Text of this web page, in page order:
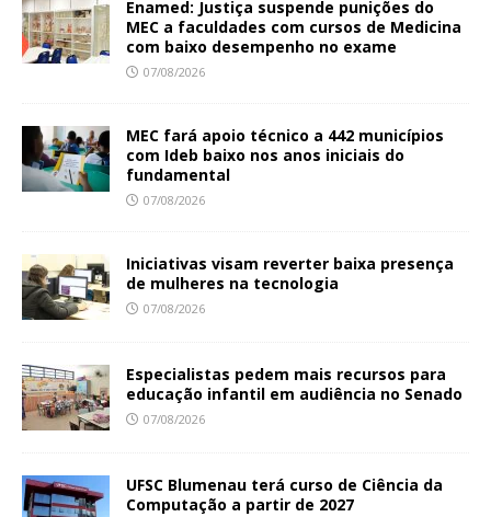
Enamed: Justiça suspende punições do
MEC a faculdades com cursos de Medicina
com baixo desempenho no exame
07/08/2026
MEC fará apoio técnico a 442 municípios
com Ideb baixo nos anos iniciais do
fundamental
07/08/2026
Iniciativas visam reverter baixa presença
de mulheres na tecnologia
07/08/2026
Especialistas pedem mais recursos para
educação infantil em audiência no Senado
07/08/2026
UFSC Blumenau terá curso de Ciência da
Computação a partir de 2027